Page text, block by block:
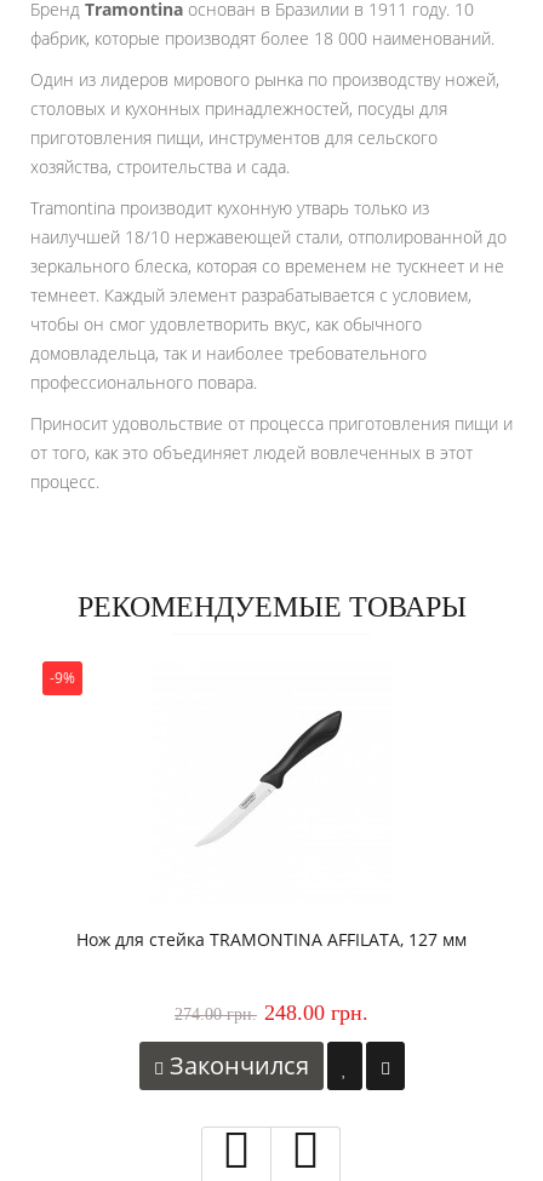
Бренд Tramontina основан в Бразилии в 1911 году. 10
фабрик, которые производят более 18 000 наименований.
Один из лидеров мирового рынка по производству ножей,
столовых и кухонных принадлежностей, посуды для
приготовления пищи, инструментов для сельского
хозяйства, строительства и сада.
Tramontina производит кухонную утварь только из
наилучшей 18/10 нержавеющей стали, отполированной до
зеркального блеска, которая со временем не тускнеет и не
темнеет. Каждый элемент разрабатывается с условием,
чтобы он смог удовлетворить вкус, как обычного
домовладельца, так и наиболее требовательного
профессионального повара.
Приносит удовольствие от процесса приготовления пищи и
от того, как это объединяет людей вовлеченных в этот
процесс.
РЕКОМЕНДУЕМЫЕ ТОВАРЫ
-9%
Нож для стейка TRAMONTINA AFFILATA, 127 мм
274.00 грн. 248.00 грн.
Закончился